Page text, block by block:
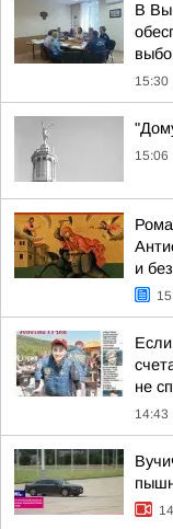
В
15:30
15:06
и
не
14:43